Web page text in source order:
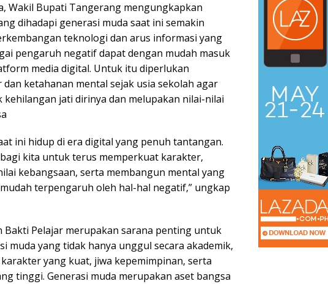
Wakil Bupati Tangerang mengungkapkan
dihadapi generasi muda saat ini semakin
teknologi dan arus informasi yang
pengaruh negatif dapat dengan mudah masuk
media digital. Untuk itu diperlukan
ketahanan mental sejak usia sekolah agar
kehilangan jati dirinya dan melupakan nilai-nilai
ini hidup di era digital yang penuh tantangan.
kita untuk terus memperkuat karakter,
kebangsaan, serta membangun mental yang
terpengaruh oleh hal-hal negatif,” ungkap
Bakti Pelajar merupakan sarana penting untuk
muda yang tidak hanya unggul secara akademik,
yang kuat, jiwa kepemimpinan, serta
tinggi. Generasi muda merupakan aset bangsa